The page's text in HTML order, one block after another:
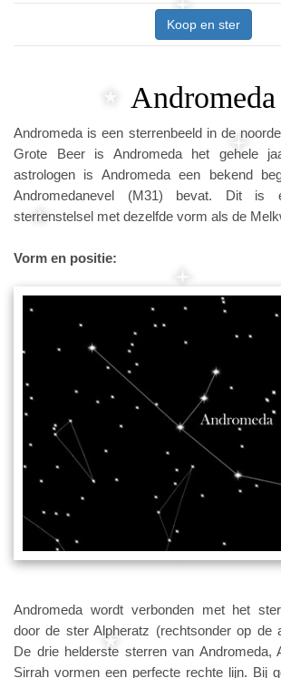
Koop en ster
Andromeda
Andromeda is een sterrenbeeld in de
Grote Beer is Andromeda het gehele
astrologen is Andromeda een bekend
Andromedanevel (M31) bevat. Dit is
sterrenstelsel met dezelfde vorm als de
Vorm en positie:
Andromeda wordt verbonden met het
door de ster Alpheratz (rechtsonder op de
De drie helderste sterren van Andromeda,
Sirrah vormen een perfecte rechte lijn. Bij